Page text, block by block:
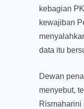
kebagian
kewajiban
data itu
Dewan
menyebut,
Rismaharini